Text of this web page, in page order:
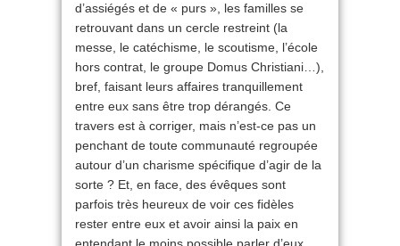
d’assiégés et de « purs », les familles se
retrouvant dans un cercle restreint (la
messe, le catéchisme, le scoutisme, l’école
hors contrat, le groupe Domus Christiani…),
bref, faisant leurs affaires tranquillement
entre eux sans être trop dérangés. Ce
travers est à corriger, mais n’est-ce pas un
penchant de toute communauté regroupée
autour d’un charisme spécifique d’agir de la
sorte ? Et, en face, des évêques sont
parfois très heureux de voir ces fidèles
rester entre eux et avoir ainsi la paix en